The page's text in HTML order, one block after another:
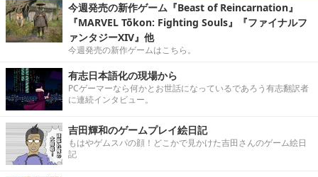
今週発売の新作ゲーム『Beast of Reincarnation』
『MARVEL Tōkon: Fighting Souls』『ファイナルフ
ァンタジーXIV』他
今週発売の新作ゲームはこちら。
有志日本語化の現場から
PCゲーマーなら何かとお世話になっているであろう有志翻訳者
に連続インタビュー。
吉田輝和のゲームプレイ絵日記
もはやゲムスパの顔！どこかで見かけた吉田さんのゲーム絵日
記